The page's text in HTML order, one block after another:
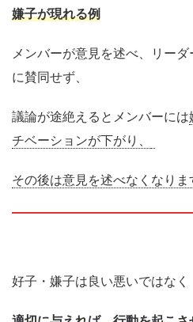
嫌子が現れる例
メンバーが意見を述べ、リー
に賛同せず、
議論が途絶えるとメンバーには
チベーションが下がり、
その後は意見を述べなくなりま
好子・嫌子は良い悪いではなく